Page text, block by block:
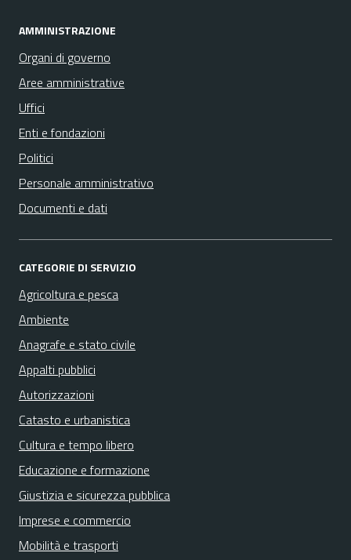
AMMINISTRAZIONE
Organi di governo
Aree amministrative
Uffici
Enti e fondazioni
Politici
Personale amministrativo
Documenti e dati
CATEGORIE DI SERVIZIO
Agricoltura e pesca
Ambiente
Anagrafe e stato civile
Appalti pubblici
Autorizzazioni
Catasto e urbanistica
Cultura e tempo libero
Educazione e formazione
Giustizia e sicurezza pubblica
Imprese e commercio
Mobilità e trasporti